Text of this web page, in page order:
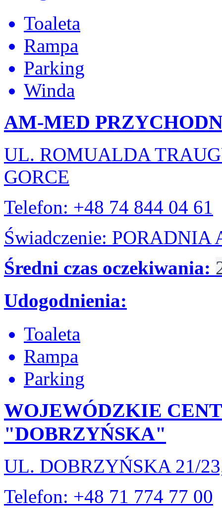
Toaleta
Rampa
Parking
Winda
AM-MED
UL. ROMUALDA
GORCE
Telefon: +48 74 844 04 61
Świadczenie:
Średni czas oczekiwania:
Udogodnienia:
Toaleta
Rampa
Parking
WOJEWÓDZKIE
"DOBRZYŃSKA"
UL. DOBRZYŃSKA 21/
Telefon: +48 71 774 77 00